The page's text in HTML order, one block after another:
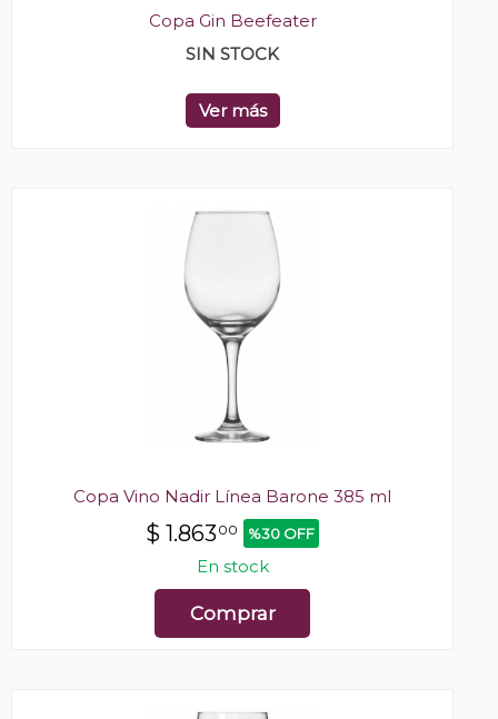
Copa Gin Beefeater
SIN STOCK
Ver más
Copa Vino Nadir Línea Barone 385 ml
$ 1.863 00 %30 OFF
En stock
Comprar